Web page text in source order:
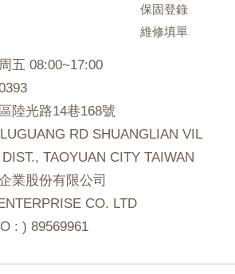
保固登錄
維修填單
五 08:00~17:00
陸光路14巷168號
RD SHUANGLIAN VIL
TAOYUAN CITY TAIWAN
業股份有限公司
CO. LTD
: ) 89569961